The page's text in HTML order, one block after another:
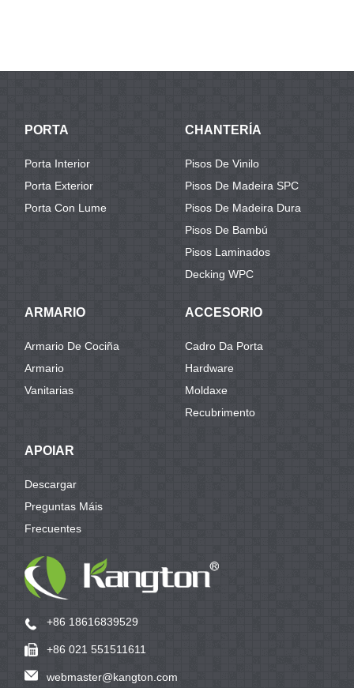
PORTA
Porta Interior
Porta Exterior
Porta Con Lume
CHANTERÍA
Pisos De Vinilo
Pisos De Madeira SPC
Pisos De Madeira Dura
Pisos De Bambú
Pisos Laminados
Decking WPC
ARMARIO
Armario De Cociña
Armario
Vanitarias
ACCESORIO
Cadro Da Porta
Hardware
Moldaxe
Recubrimento
APOIAR
Descargar
Preguntas Máis
Frecuentes
+86 18616839529
+86 021 551511611
webmaster@kangton.com